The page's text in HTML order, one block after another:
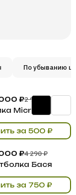
По убыванию
₽2 990 ₽
Micro Friends
Купить за 500 ₽
₽4 290 ₽
Бася
Купить за 750 ₽